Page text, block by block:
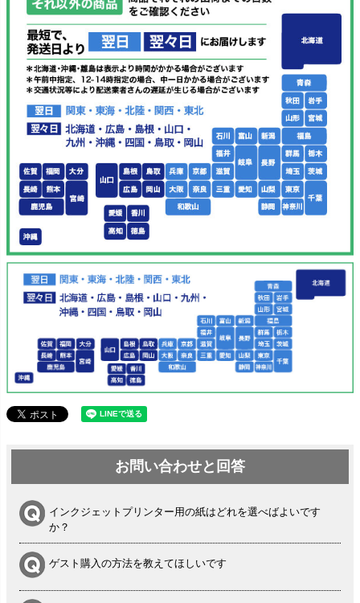
お問い合わせと回答
インクジェットプリンター用の紙はどれを選べばよいです
か？
ゲスト購入の方法を教えてほしいです